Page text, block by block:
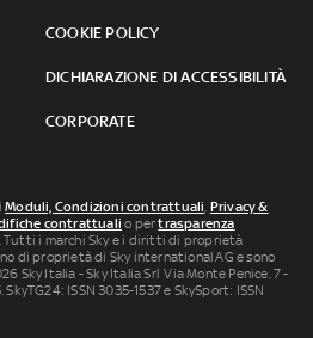
COOKIE POLICY
DICHIARAZIONE DI ACCESSIBILITÀ
CORPORATE
iModuli, Condizioni contrattuali, Privacy &
contrattuali o pertrasparenza
. Tutti i marchi Sky e i diritti di proprietà
di proprietà di Sky international AG e sono
Sky Italia - Sky Italia Srl Via Monte Penice, 7 -
ISSN 3035-1537 e SkySport: ISSN